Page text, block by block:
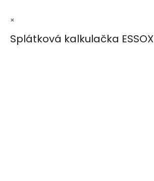
×
Splátková kalkulačka ESSOX